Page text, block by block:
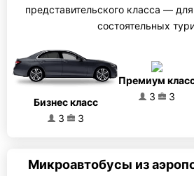
представительского класса —
состоятельных
Бизнес класс
3
3
Премиум
3
3
Микроавтобусы из